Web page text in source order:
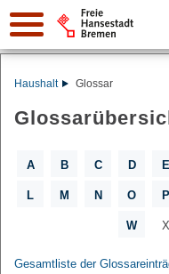
Suche:
Haushalt Glossar
A B C D E
L M N O P
W X
Gesamtliste der